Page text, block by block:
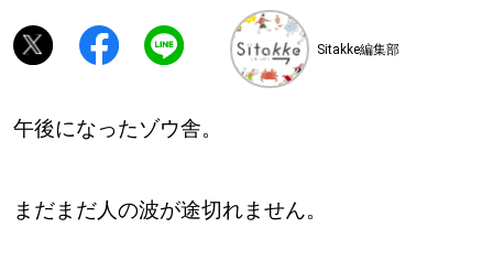
深める
Sitakke編集部
午後になったゾウ舎。
まだまだ人の波が途切れません。